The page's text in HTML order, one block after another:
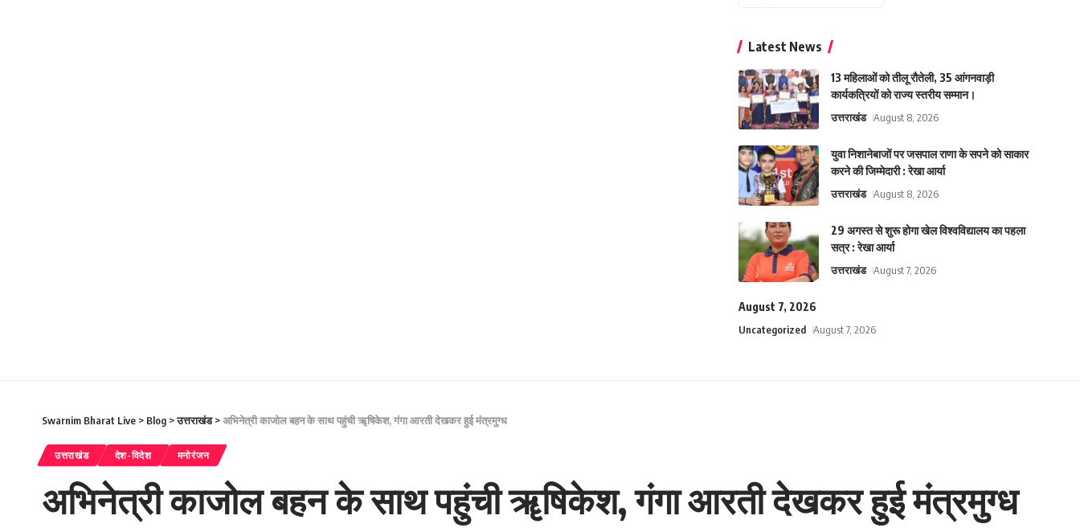
Latest News
13 महिलाओं को तीलू रौतेली, 35 आंगनवाड़ी
कार्यकत्रियों को राज्य स्तरीय सम्मान।
उत्तराखंड August 8, 2026
युवा निशानेबाजों पर जसपाल राणा के सपने को साकार
करने की जिम्मेदारी : रेखा आर्या
उत्तराखंड August 8, 2026
29 अगस्त से शुरू होगा खेल विश्वविद्यालय का पहला
सत्र : रेखा आर्या
उत्तराखंड August 7, 2026
August 7, 2026
Uncategorized August 7, 2026
Swarnim Bharat Live > Blog >उत्तराखंड>अभिनेत्री काजोल बहन के साथ पहुंची ॠषिकेश, गंगा आरती देखकर हुई मंत्रमुग्ध
उत्तराखंड देश-विदेश मनोरंजन
अभिनेत्री काजोल बहन के साथ पहुंची ॠषिकेश, गंगा आरती देखकर हुई मंत्रमुग्ध